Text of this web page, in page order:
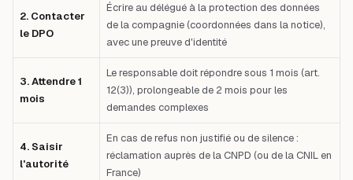
2. Contacter
le DPO
Écrire au délégué à la protection des données
de la compagnie (coordonnées dans la notice),
avec une preuve d'identité
3. Attendre 1
mois
Le responsable doit répondre sous 1 mois (art.
12(3)), prolongeable de 2 mois pour les
demandes complexes
4. Saisir
l'autorité
En cas de refus non justifié ou de silence :
réclamation auprès de la CNPD (ou de la CNIL en
France)